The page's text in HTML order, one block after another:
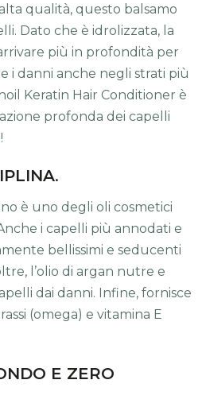
qualità, questo balsamo
Dato che è idrolizzata, la
più in profondità per
i danni anche negli strati più
Keratin Hair Conditioner è
profonda dei capelli
.
è uno degli oli cosmetici
i capelli più annodati e
bellissimi e seducenti
l’olio di argan nutre e
dai danni. Infine, fornisce
(omega) e vitamina E
E ZERO